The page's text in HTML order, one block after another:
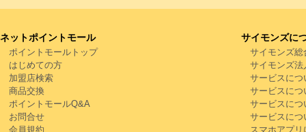
ネットポイントモール
ポイントモールトップ
はじめての方
加盟店検索
商品交換
ポイントモールQ&A
お問合せ
会員規約
サイモンズに
サイモンズ総
サイモンズ法
サービスにつ
サービスにつ
サービスにつ
サービスにつ
スマホアプリ